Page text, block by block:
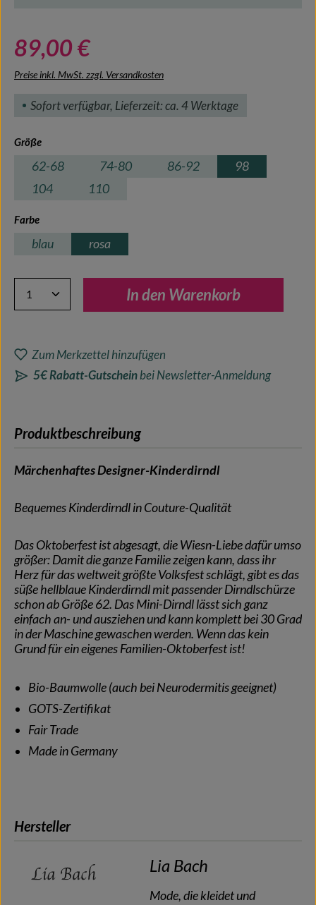
89,00 €
Preise inkl. MwSt. zzgl. Versandkosten
Sofort verfügbar, Lieferzeit: ca. 4 Werktage
Größeauswählen
62-68 74-80 86-92
98
104
110
Farbeauswählen
blau rosa
Produkt Anzahl: Gib den gewünschten Wert ein oder
In den Warenkorb
Zum Merkzettel hinzufügen
5€ Rabatt-Gutscheinbei Newsletter-Anmeldung
Produktbeschreibung
Märchenhaftes Designer-Kinderdirndl
Bequemes Kinderdirndl in Couture-Qualität
Das Oktoberfest ist abgesagt, die Wiesn-Liebe dafür umso
größer: Damit die ganze Familie zeigen kann, dass ihr
Herz für das weltweit größte Volksfest schlägt, gibt es das
süße hellblaue Kinderdirndl mit passender Dirndlschürze
schon ab Größe 62. Das Mini-Dirndl lässt sich ganz
einfach an- und ausziehen und kann komplett bei 30 Grad
in der Maschine gewaschen werden. Wenn das kein
Grund für ein eigenes Familien-Oktoberfest ist!
Bio-Baumwolle (auch bei Neurodermitis geeignet)
GOTS-Zertifikat
Fair Trade
Made in Germany
Hersteller
Lia Bach
Mode, die kleidet und